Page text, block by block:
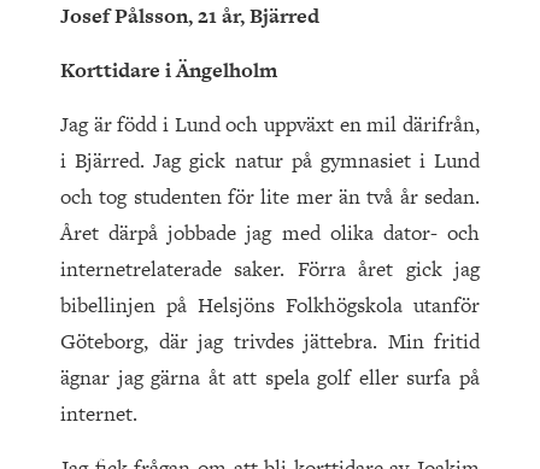
Josef Pålsson, 21 år, Bjärred
Korttidare i Ängelholm
Jag är född i Lund och uppväxt en mil därifrån,
i Bjärred. Jag gick natur på gymnasiet i Lund
och tog studenten för lite mer än två år sedan.
Året därpå jobbade jag med olika dator- och
internetrelaterade saker. Förra året gick jag
bibellinjen på Helsjöns Folkhögskola utanför
Göteborg, där jag trivdes jättebra. Min fritid
ägnar jag gärna åt att spela golf eller surfa på
internet.